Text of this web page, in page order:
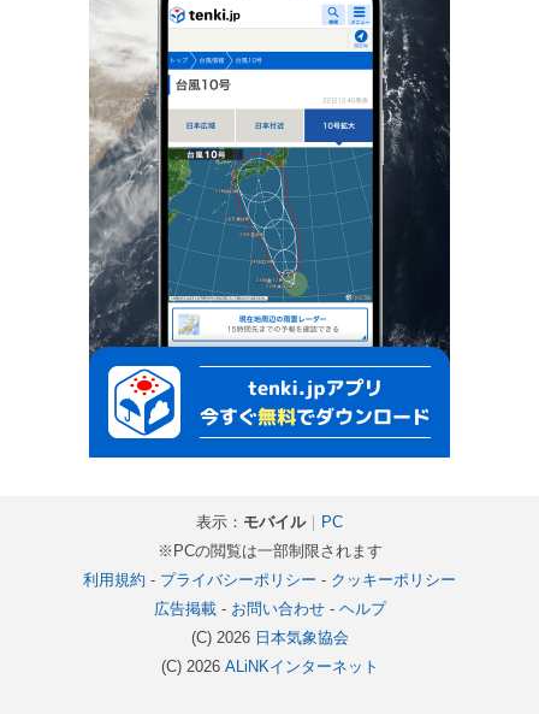
表示： モバイル｜ PC
※PCの閲覧は一部制限されます
利用規約 - プライバシーポリシー - クッキーポリシー
広告掲載- お問い合わせ- ヘルプ
(C) 2026 日本気象協会
(C) 2026 ALiNKインターネット